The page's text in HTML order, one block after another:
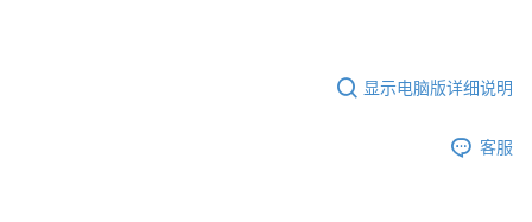
显示电脑版详细说明
客服